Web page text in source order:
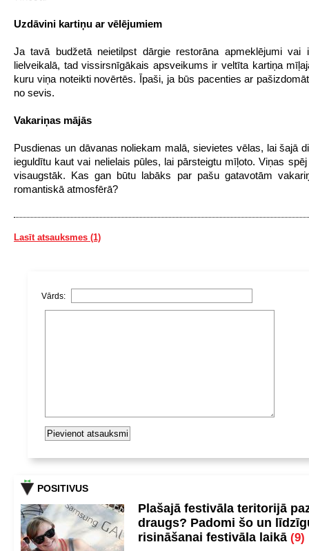
Uzdāvini kartiņu ar vēlējumiem
Ja tavā budžetā neietilpst dārgie restorāna apmeklējumi vai
lielveikalā, tad vissirsnīgākais apsveikums ir veltīta kartiņa
kuru viņa noteikti novērtēs. Īpaši, ja būs pacenties ar
no sevis.
Vakariņas mājās
Pusdienas un dāvanas noliekam malā, sievietes vēlas, lai šajā
ieguldītu kaut vai nelielais pūles, lai pārsteigtu mīļoto. Viņas
visaugstāk. Kas gan būtu labāks par pašu gatavotām
romantiskā atmosfērā?
Lasīt atsauksmes (1)
Vārds:
POSITIVUS
Plašajā festivāla teritorijā
draugs? Padomi šo un
risināšanai festivāla laikā (9)